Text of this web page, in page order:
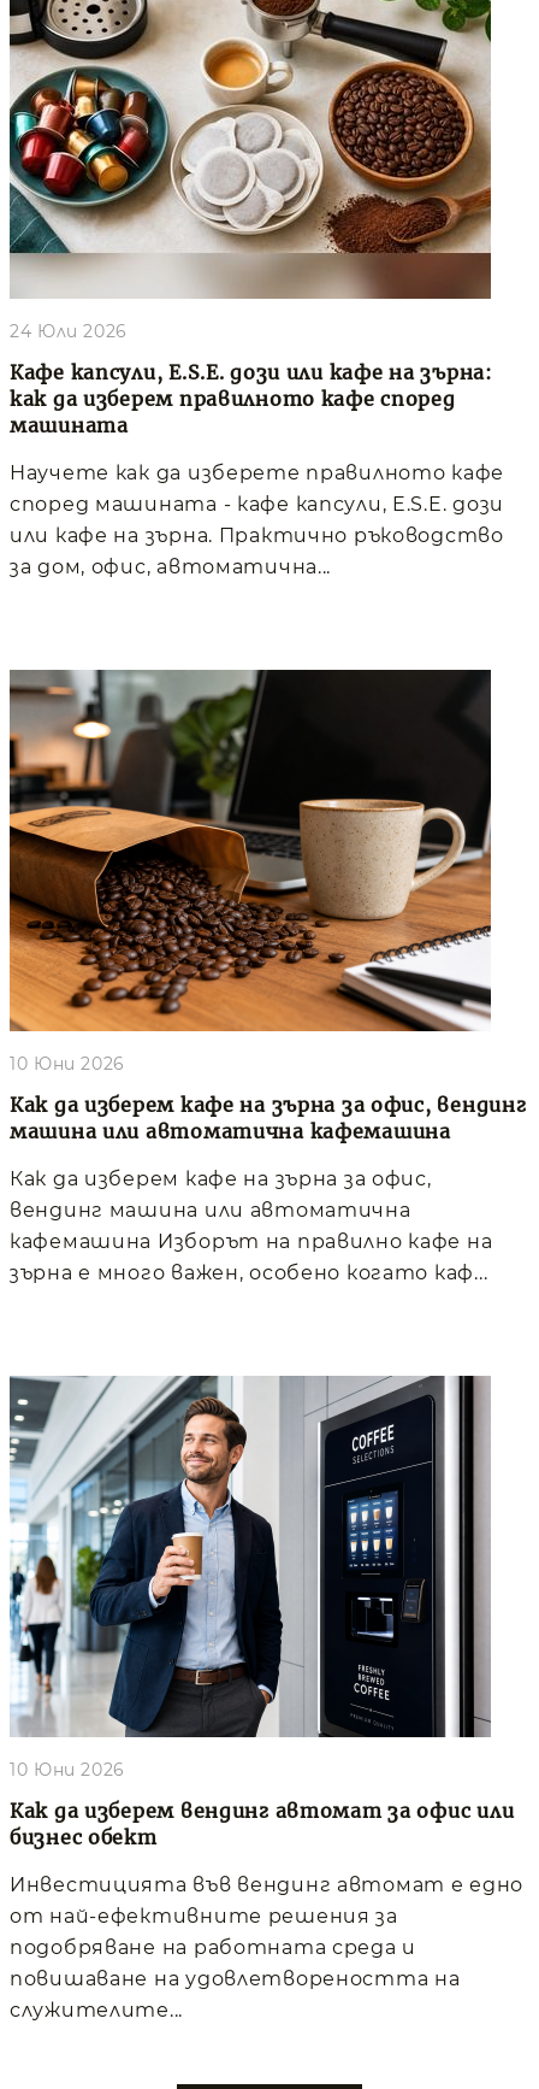
Кафе капсули, E.S.E. дози или кафе на зърна:
как да изберем правилното кафе според
машината
24 Юли 2026
Научете как да изберете правилното кафе
според машината - кафе капсули, E.S.E. дози
или кафе на зърна. Практично ръководство
за дом, офис, автоматична...
Как да изберем кафе на зърна за офис, вендинг
машина или автоматична кафемашина
10 Юни 2026
Как да изберем кафе на зърна за офис,
вендинг машина или автоматична
кафемашина Изборът на правилно кафе на
зърна е много важен, особено когато каф...
Как да изберем вендинг автомат за офис или
бизнес обект
10 Юни 2026
Инвестицията във вендинг автомат е едно
от най-ефективните решения за
подобряване на работната среда и
повишаване на удовлетвореността на
служителите...